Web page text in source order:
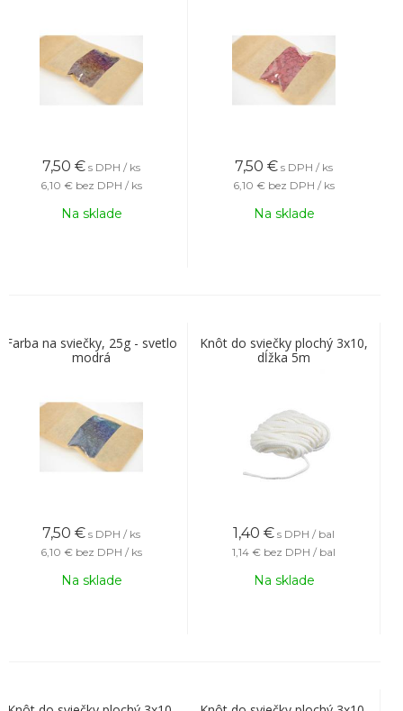
7,50 € s DPH / ks
6,10 € bez DPH / ks
Na sklade
7,50 € s DPH / ks
6,10 € bez DPH / ks
Na sklade
Farba na sviečky, 25g - svetlo
modrá
7,50 € s DPH / ks
6,10 € bez DPH / ks
Na sklade
Knôt do sviečky plochý 3x10,
dĺžka 5m
1,40 € s DPH / bal
1,14 € bez DPH / bal
Na sklade